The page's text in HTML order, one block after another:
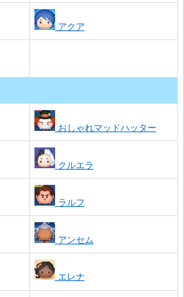
アクア
おしゃれマッドハッター
クルエラ
ラルフ
アンセム
エレナ